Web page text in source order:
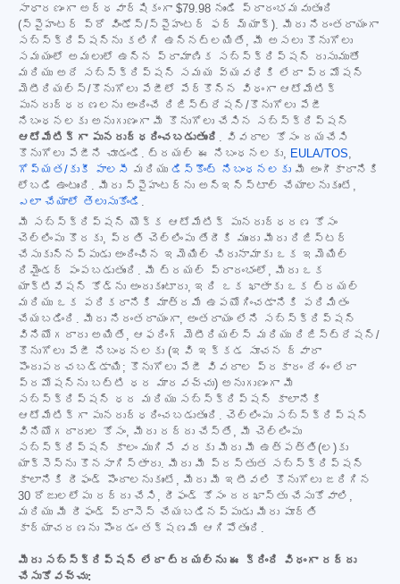
సాధారణంగా అర్ధవార్షికంగా $79.98 నుండి ప్రారంభమవుతుంది
(స్పైహంటర్ ప్రో విండోస్/స్పైహంటర్ ఫర్ మ్యాక్). మీరు నిరంతరాయంగా
సబ్‌స్క్రిప్షన్‌ను కలిగి ఉన్నట్లయితే, మీ అసలు కొనుగోలు
సమయంలో అమలులో ఉన్న ప్రామాణిక సబ్‌స్క్రిప్షన్ రుసుముతో
మరియు అదే సబ్‌స్క్రిప్షన్ సమయ వ్యవధికి లేదా ప్రమోషన్
మెటీరియల్స్/కొనుగోలు పేజీలో పేర్కొన్న విధంగా ఆటోమేటిక్
పునరుద్ధరణలను అందించే రిజిస్ట్రేషన్/కొనుగోలు పేజీ
నిబంధనలకు అనుగుణంగా మీ కొనుగోలు చేసిన సబ్‌స్క్రిప్షన్
ఆటోమేటిక్‌గా పునరుద్ధరించబడుతుంది . వివరాల కోసం దయచేసి
కొనుగోలు పేజీని చూడండి. ట్రయల్ ఈ నిబంధనలకు, EULA/TOS,
గోప్యత/కుకీ పాలసీ మరియు డిస్కౌంట్ నిబంధనలకు మీ అంగీకారానికి
లోబడి ఉంటుంది. మీరు స్పైహంటర్‌ను అన్‌ఇన్‌స్టాల్ చేయాలనుకుంటే,
ఎలా చేయాలో తెలుసుకోండి .
మీ సబ్‌స్క్రిప్షన్ యొక్క ఆటోమేటిక్ పునరుద్ధరణ కోసం
చెల్లింపు కొరకు, ప్రతి చెల్లింపు తేదీకి ముందు మీరు రిజిస్టర్
చేసుకున్నప్పుడు అందించిన ఇమెయిల్ చిరునామాకు ఒక ఇమెయిల్
రిమైండర్ పంపబడుతుంది. మీ ట్రయల్ ప్రారంభంలో, మీరు ఒక
యాక్టివేషన్ కోడ్‌ను అందుకుంటారు, ఇది ఒక ఖాతాకు ఒక ట్రయల్
మరియు ఒక పరికరానికి మాత్రమే ఉపయోగించడానికి పరిమితం
చేయబడింది. మీరు నిరంతరాయంగా, అంతరాయం లేని సబ్‌స్క్రిప్షన్
వినియోగదారు అయితే, ఆఫరింగ్ మెటీరియల్స్ మరియు రిజిస్ట్రేషన్/
కొనుగోలు పేజీ నిబంధనలకు (ఇవి ఇక్కడ సూచన ద్వారా
పొందుపరచబడ్డాయి; కొనుగోలు పేజీ వివరాల ప్రకారం దేశం లేదా
ప్రమోషన్‌ను బట్టి ధర మారవచ్చు) అనుగుణంగా మీ
సబ్‌స్క్రిప్షన్ ధర మరియు సబ్‌స్క్రిప్షన్ కాలానికి
ఆటోమేటిక్‌గా పునరుద్ధరించబడుతుంది. చెల్లింపు సబ్‌స్క్రిప్షన్
వినియోగదారుల కోసం, మీరు రద్దు చేస్తే, మీ చెల్లింపు
సబ్‌స్క్రిప్షన్ కాలం ముగిసే వరకు మీరు మీ ఉత్పత్తి(ల)కు
యాక్సెస్‌ను కొనసాగిస్తారు. మీరు మీ ప్రస్తుత సబ్‌స్క్రిప్షన్
కాలానికి రీఫండ్ పొందాలనుకుంటే, మీరు మీ ఇటీవలి కొనుగోలు జరిగిన
30 రోజులలోపు రద్దు చేసి, రీఫండ్ కోసం దరఖాస్తు చేసుకోవాలి,
మరియు మీ రీఫండ్ ప్రాసెస్ చేయబడినప్పుడు మీరు పూర్తి
కార్యాచరణను పొందడం తక్షణమే ఆగిపోతుంది.
మీరు సబ్‌స్క్రిప్షన్ లేదా ట్రయల్‌ను ఈ క్రింది విధంగా రద్దు
చేసుకోవచ్చు: